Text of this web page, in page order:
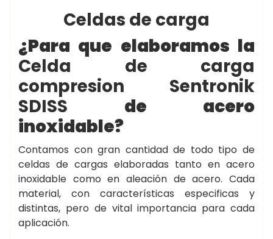
Celdas de carga
¿Para que elaboramos la
Celda de carga
compresion Sentronik
SDISS de acero
inoxidable?
Contamos con gran cantidad de todo tipo de
celdas de cargas elaboradas tanto en acero
inoxidable como en aleación de acero. Cada
material, con características especificas y
distintas, pero de vital importancia para cada
aplicación.